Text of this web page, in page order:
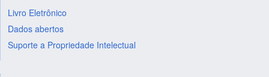
Livro Eletrônico
Dados abertos
Suporte a Propriedade Intelectual